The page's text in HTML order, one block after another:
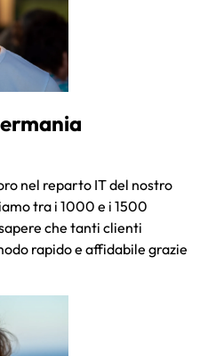
nel reparto IT del nostro
tra i 1000 e i 1500
che tanti clienti
rapido e affidabile grazie